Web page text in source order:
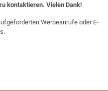
kontaktieren. Vielen Dank!
Werbeanrufe oder E-